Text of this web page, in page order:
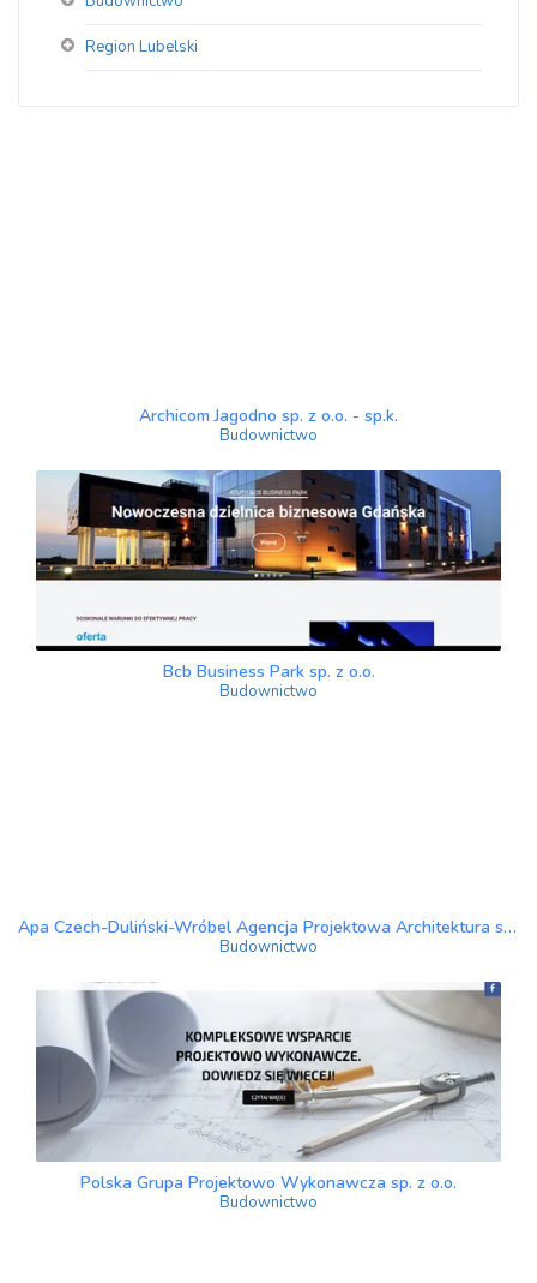
Region Lubelski
Archicom Jagodno sp. z o.o. - sp.k.
Budownictwo
Bcb Business Park sp. z o.o.
Budownictwo
Apa Czech-Duliński-Wróbel Agencja Projektowa Architektura sp. z o.o.
Budownictwo
Polska Grupa Projektowo Wykonawcza sp. z o.o.
Budownictwo